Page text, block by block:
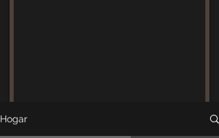
Hogar